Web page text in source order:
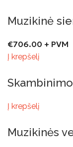
Muzikinė
€706.00 + PVM
Į krepšelį
Į krepšelį
Muzikinės